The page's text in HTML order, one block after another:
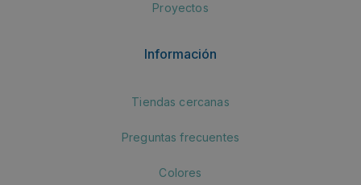
Proyectos
Información
Tiendas cercanas
Preguntas frecuentes
Colores